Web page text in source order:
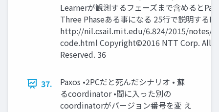
Learnerが観測するフェーズまで含めると
Three Phaseある事になる 25行で説明する
http://nil.csail.mit.edu/6.824/2015/notes/
code.html Copyright©2016 NTT Corp. All
Reserved. 36
37.
Paxos •2PCだと死んだシナリオ • 蘇
るcoordinator •間に入った別の
coordinatorがバージョン番号を変 え